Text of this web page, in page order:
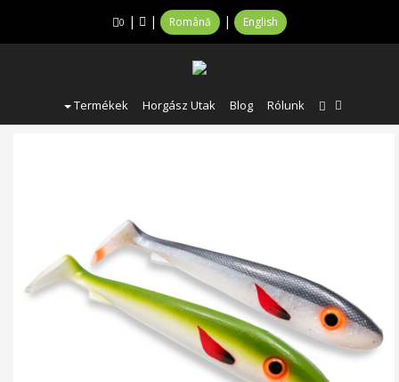
0 | | Română | English
Termékek Horgász Utak Blog Rólunk